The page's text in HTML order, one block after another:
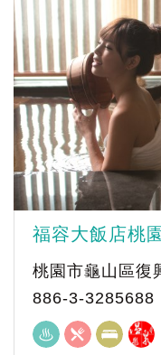
福容大飯店桃
桃園市龜山區復
886-3-3285688